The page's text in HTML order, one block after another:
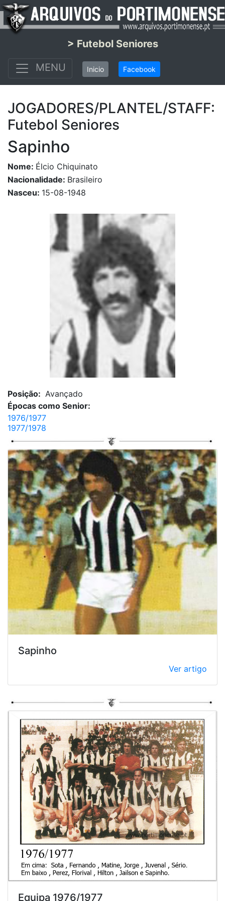
> Futebol Seniores
MENU
Inicio Facebook
JOGADORES/PLANTEL/STAFF:
Futebol Seniores
Sapinho
Nome: Élcio Chiquinato
Nacionalidade: Brasileiro
Nasceu: 15-08-1948
Posição: Avançado
Épocas como Senior:
1976/1977
1977/1978
Sapinho
Ver artigo
Equipa 1976/1977